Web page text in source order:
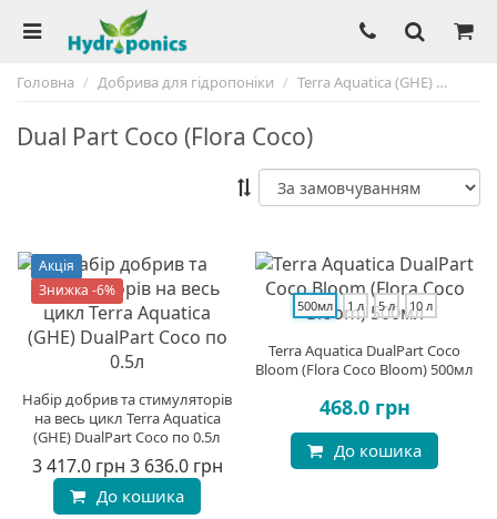
Головна Добрива для гідропоніки Terra Aquatica (GHE)
Dual Part Coco (Flora Coco)
Акція
Знижка -6%
Набір добрив та стимуляторів
на весь цикл Terra Aquatica
(GHE) DualPart Coco по 0.5л
3 417.0 грн 3 636.0 грн
До кошика
500мл 1 л 5 л 10 л
Terra Aquatica DualPart Coco
Bloom (Flora Coco Bloom) 500мл
468.0 грн
До кошика